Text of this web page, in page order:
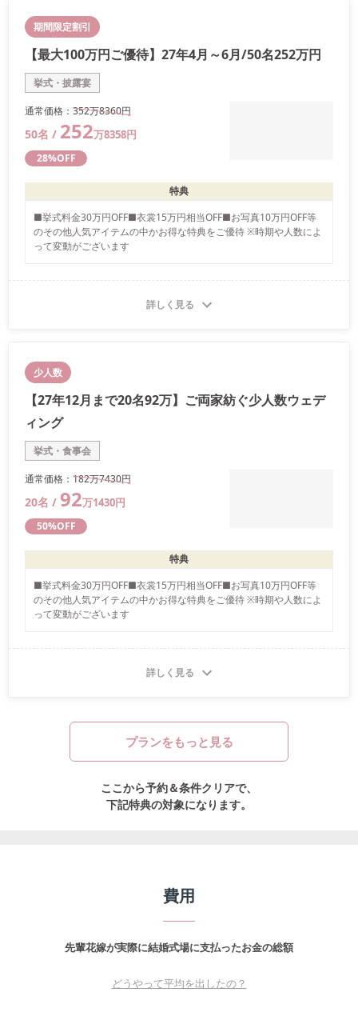
期間限定割引
【最大100万円ご優待】27年4月～6月/50名252万円
挙式・披露宴
通常価格： 352万8360円
50名 / 252万8358円
28%OFF
特典
■挙式料金30万円OFF■衣裳15万円相当OFF■お写真10万円OFF等
のその他人気アイテムの中かお得な特典をご優待 ※時期や人数によ
って変動がございます
詳しく見る
少人数
【27年12月まで20名92万】ご両家紡ぐ少人数ウェデ
ィング
挙式・食事会
通常価格： 182万7430円
20名 / 92万1430円
50%OFF
特典
■挙式料金30万円OFF■衣裳15万円相当OFF■お写真10万円OFF等
のその他人気アイテムの中かお得な特典をご優待 ※時期や人数によ
って変動がございます
詳しく見る
プランをもっと見る
ここから予約＆条件クリアで、
下記特典の対象になります。
費用
先輩花嫁が実際に結婚式場に支払ったお金の総額
どうやって平均を出したの？